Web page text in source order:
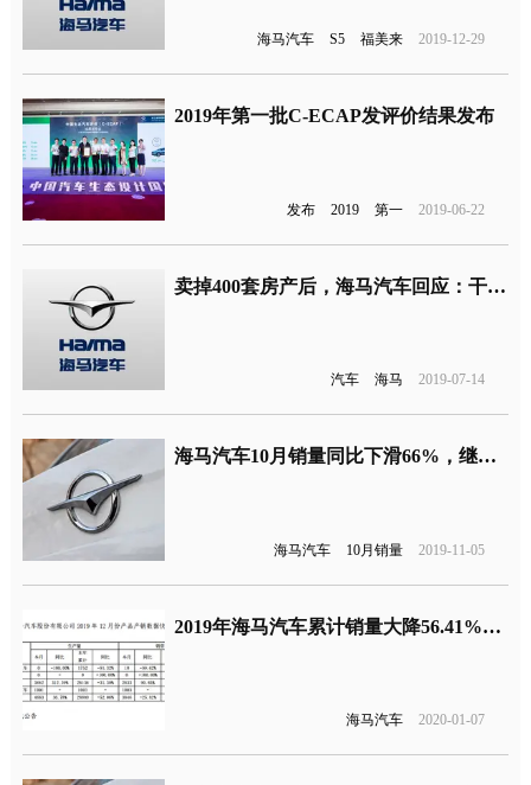
海马汽车 S5 福美来 2019-12-29
2019年第一批C-ECAP发评价结果发布
发布 2019 第一 2019-06-22
卖掉400套房产后，海马汽车回应：干回主业，回归到汽车业务
汽车 海马 2019-07-14
海马汽车10月销量同比下滑66%，继续腰斩仅1267辆
海马汽车 10月销量 2019-11-05
2019年海马汽车累计销量大降56.41%，海马还有救吗？
海马汽车 2020-01-07